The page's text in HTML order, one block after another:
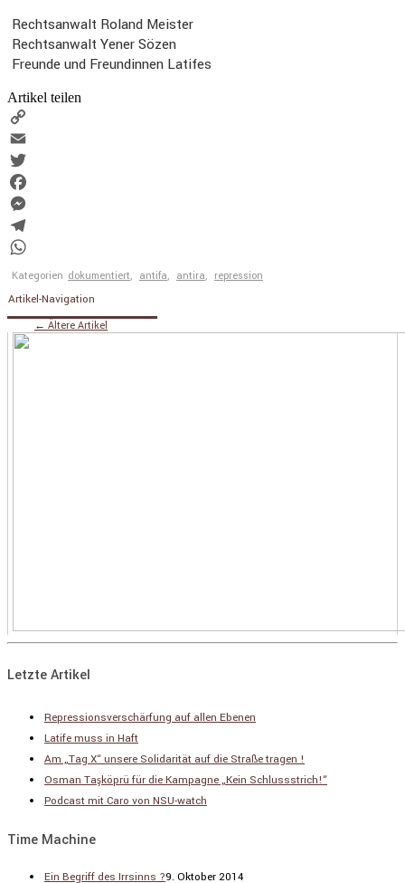
Rechts­an­walt Roland Meister
Rechts­an­walt Yener Sözen
Freunde und Freun­dinnen Latifes
Artikel teilen
Copy
Link
Email
Twitter
Facebook
Messenger
Telegram
WhatsApp
Kategorien dokumentiert, antifa, antira, repression
Artikel-Navigation
← Ältere Artikel
Letzte Artikel
Repressionsverschärfung auf allen Ebenen
Latife muss in Haft
Am „Tag X“ unsere Solidarität auf die Straße tragen !
Osman Taşköprü für die Kampagne „Kein Schlussstrich!“
Podcast mit Caro von NSU-watch
Time Machine
Ein Begriff des Irrsinns ?9. Oktober 2014